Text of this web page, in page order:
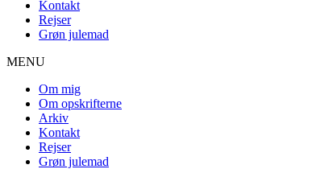
Kontakt
Rejser
Grøn julemad
MENU
Om mig
Om opskrifterne
Arkiv
Kontakt
Rejser
Grøn julemad